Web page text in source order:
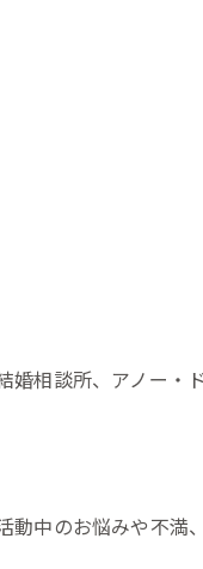
婚相談所、アノー・
動中のお悩みや不満